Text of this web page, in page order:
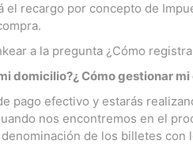
recargo por concepto de
a la pregunta ¿Cómo
domicilio?¿ Cómo gestionar
pago efectivo y estarás
nos encontremos en el
de los billetes